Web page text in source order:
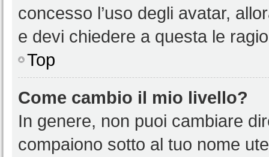
concesso l’uso degli avatar,
e devi chiedere a questa le
Top
Come cambio il mio livello?
In genere, non puoi cambiare
compaiono sotto al tuo nome